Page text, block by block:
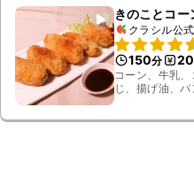
きのことコ
クラシル公式
150分
コーン、牛乳
じ、揚げ油、